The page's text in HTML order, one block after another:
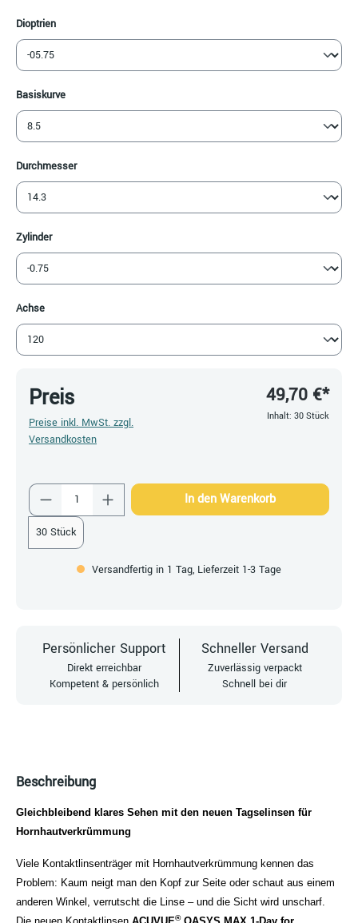
Dioptrienauswählen
Basiskurveauswählen
Durchmesserauswählen
Zylinderauswählen
Achseauswählen
Preis
Preise inkl. MwSt. zzgl.
Versandkosten
49,70 €*
Inhalt: 30 Stück
Produkt Anzahl: Gib den gewünschten Wert
30 Stück
In den Warenkorb
Versandfertig in 1 Tag, Lieferzeit 1-3 Tage
Persönlicher Support
Direkt erreichbar
Kompetent & persönlich
Schneller Versand
Zuverlässig verpackt
Schnell bei dir
Beschreibung
Gleichbleibend klares Sehen mit den neuen Tagselinsen für
Hornhautverkrümmung
Viele Kontaktlinsenträger mit Hornhautverkrümmung kennen das
Problem: Kaum neigt man den Kopf zur Seite oder schaut aus einem
anderen Winkel, verrutscht die Linse – und die Sicht wird unscharf.
®